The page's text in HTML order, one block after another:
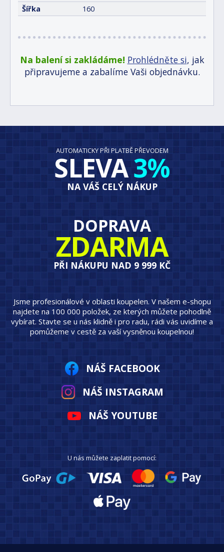
Šířka
160
Na balení si zakládáme! Prohlédněte si, jak
připravujeme a zabalíme Vaši objednávku.
AUTOMATICKY PŘI PLATBĚ PŘEVODEM
SLEVA3%
NA VÁŠ CELÝ NÁKUP
DOPRAVA
ZDARMA
PŘI NÁKUPU NAD 9 999 KČ
Jsme profesionálové v oblasti koupelen. V našem e-shopu
najdete na 100 000 položek, ze kterých můžete pohodlně
vybírat. Stavte se u nás klidně i pro radu, rádi vás uvidíme a
pomůžeme v cestě za vaší vysněnou koupelnou!
NÁŠ FACEBOOK
NÁŠ INSTAGRAM
NÁŠ YOUTUBE
U nás můžete zaplatit pomocí: